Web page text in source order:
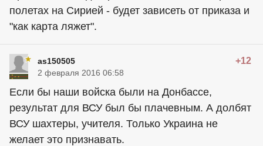
полетах на Сирией - будет зависеть от приказа и
"как карта ляжет".
as150505 +12
2 февраля 2016 06:58
Если бы наши войска были на Донбассе,
результат для ВСУ был бы плачевным. А долбят
ВСУ шахтеры, учителя. Только Украина не
желает это признавать.